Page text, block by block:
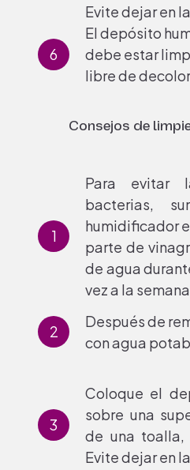
Evite dejar en
El depósito
debe estar
libre de
Consejos de
Para evitar
bacterias,
humidificador
parte de
de agua
vez a la
Después de
con agua
Coloque el
sobre una
de una toalla,
Evite dejar en